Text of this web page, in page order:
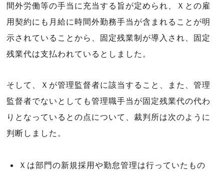
間外労働等の手当に充当する旨が定められ、Ｘとの雇
用契約にも月給に時間外勤務手当が含まれることが明
示されていることから、固定残業制が導入され、固定
残業代は支払われているとしました。
そして、Ｘが管理監督者に該当すること、また、管理
監督者でないとしても管理職手当が固定残業代の代わ
りとなっているとの点について、裁判所は次のように
判断しました。
Ｘは部門の新規採用や勤怠管理は行っていたもの